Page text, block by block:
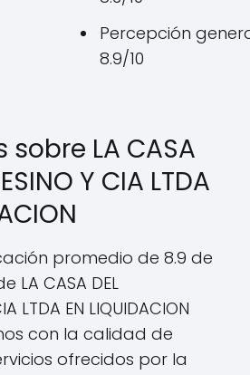
Percepción
8.9/10
LA CASA
Y CIA LTDA
promedio de 8.9 de
LA CASA DEL
LTDA EN LIQUIDACION
con la calidad de
ofrecidos por la